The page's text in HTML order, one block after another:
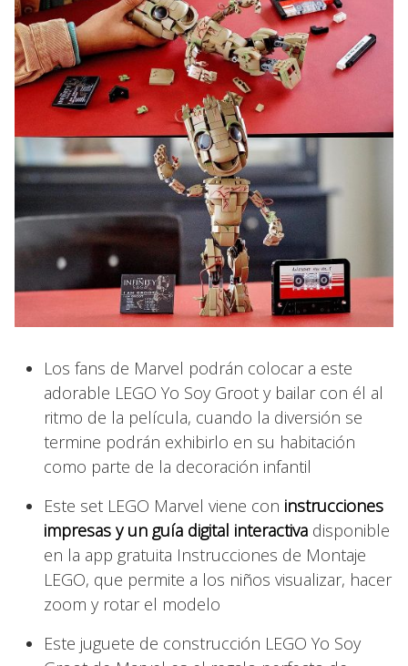
Los fans de Marvel podrán colocar a este
adorable LEGO Yo Soy Groot y bailar con él al
ritmo de la película, cuando la diversión se
termine podrán exhibirlo en su habitación
como parte de la decoración infantil
Este set LEGO Marvel viene con instrucciones
impresas y un guía digital interactiva disponible
en la app gratuita Instrucciones de Montaje
LEGO, que permite a los niños visualizar, hacer
zoom y rotar el modelo
Este juguete de construcción LEGO Yo Soy